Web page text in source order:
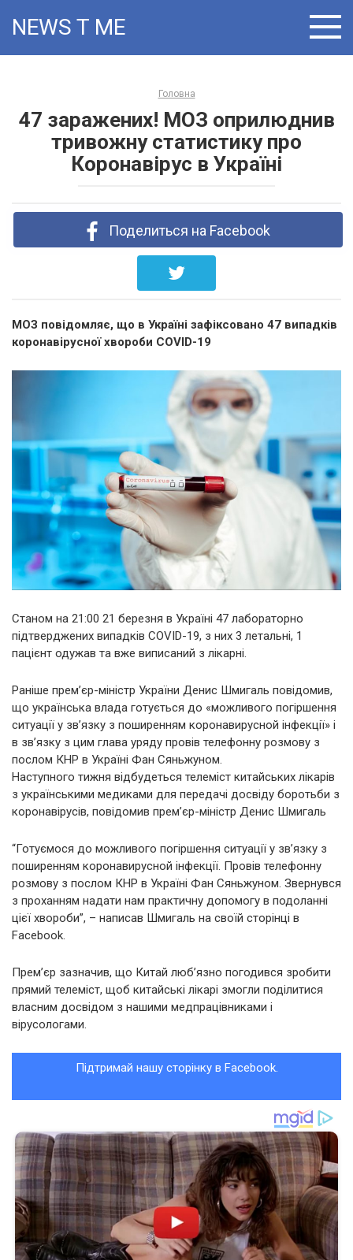
NEWS T:ME
Головна
47 заражених! МОЗ оприлюднив
тривожну статистику про
Коронавірус в Україні
Поделиться на Facebook
МОЗ повідомляє, що в Україні зафіксовано 47 випадків
коронавірусної хвороби COVID-19
Станом на 21:00 21 березня в Україні 47 лабораторно
підтверджених випадків COVID-19, з них 3 летальні, 1
пацієнт одужав та вже виписаний з лікарні.
Раніше прем’єр-міністр України Денис Шмигаль повідомив,
що українська влада готується до «можливого погіршення
ситуації у зв’язку з поширенням коронавирусной інфекції» і
в зв’язку з цим глава уряду провів телефонну розмову з
послом КНР в Україні Фан Сяньжуном.
Наступного тижня відбудеться телеміст китайських лікарів
з українськими медиками для передачі досвіду боротьби з
коронавірусів, повідомив прем’єр-міністр Денис Шмигаль
“Готуємося до можливого погіршення ситуації у зв’язку з
поширенням коронавирусной інфекції. Провів телефонну
розмову з послом КНР в Україні Фан Сяньжуном. Звернувся
з проханням надати нам практичну допомогу в подоланні
цієї хвороби”, – написав Шмигаль на своїй сторінці в
Facebook.
Прем’єр зазначив, що Китай люб’язно погодився зробити
прямий телеміст, щоб китайські лікарі змогли поділитися
власним досвідом з нашими медпрацівниками і
вірусологами.
Підтримай нашу сторінку в Facebook.